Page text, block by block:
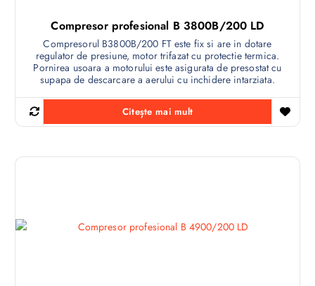
Compresor profesional B 3800B/200 LD
Compresorul B3800B/200 FT este fix si are in dotare
regulator de presiune, motor trifazat cu protectie termica.
Pornirea usoara a motorului este asigurata de presostat cu
supapa de descarcare a aerului cu inchidere intarziata.
Citește mai mult